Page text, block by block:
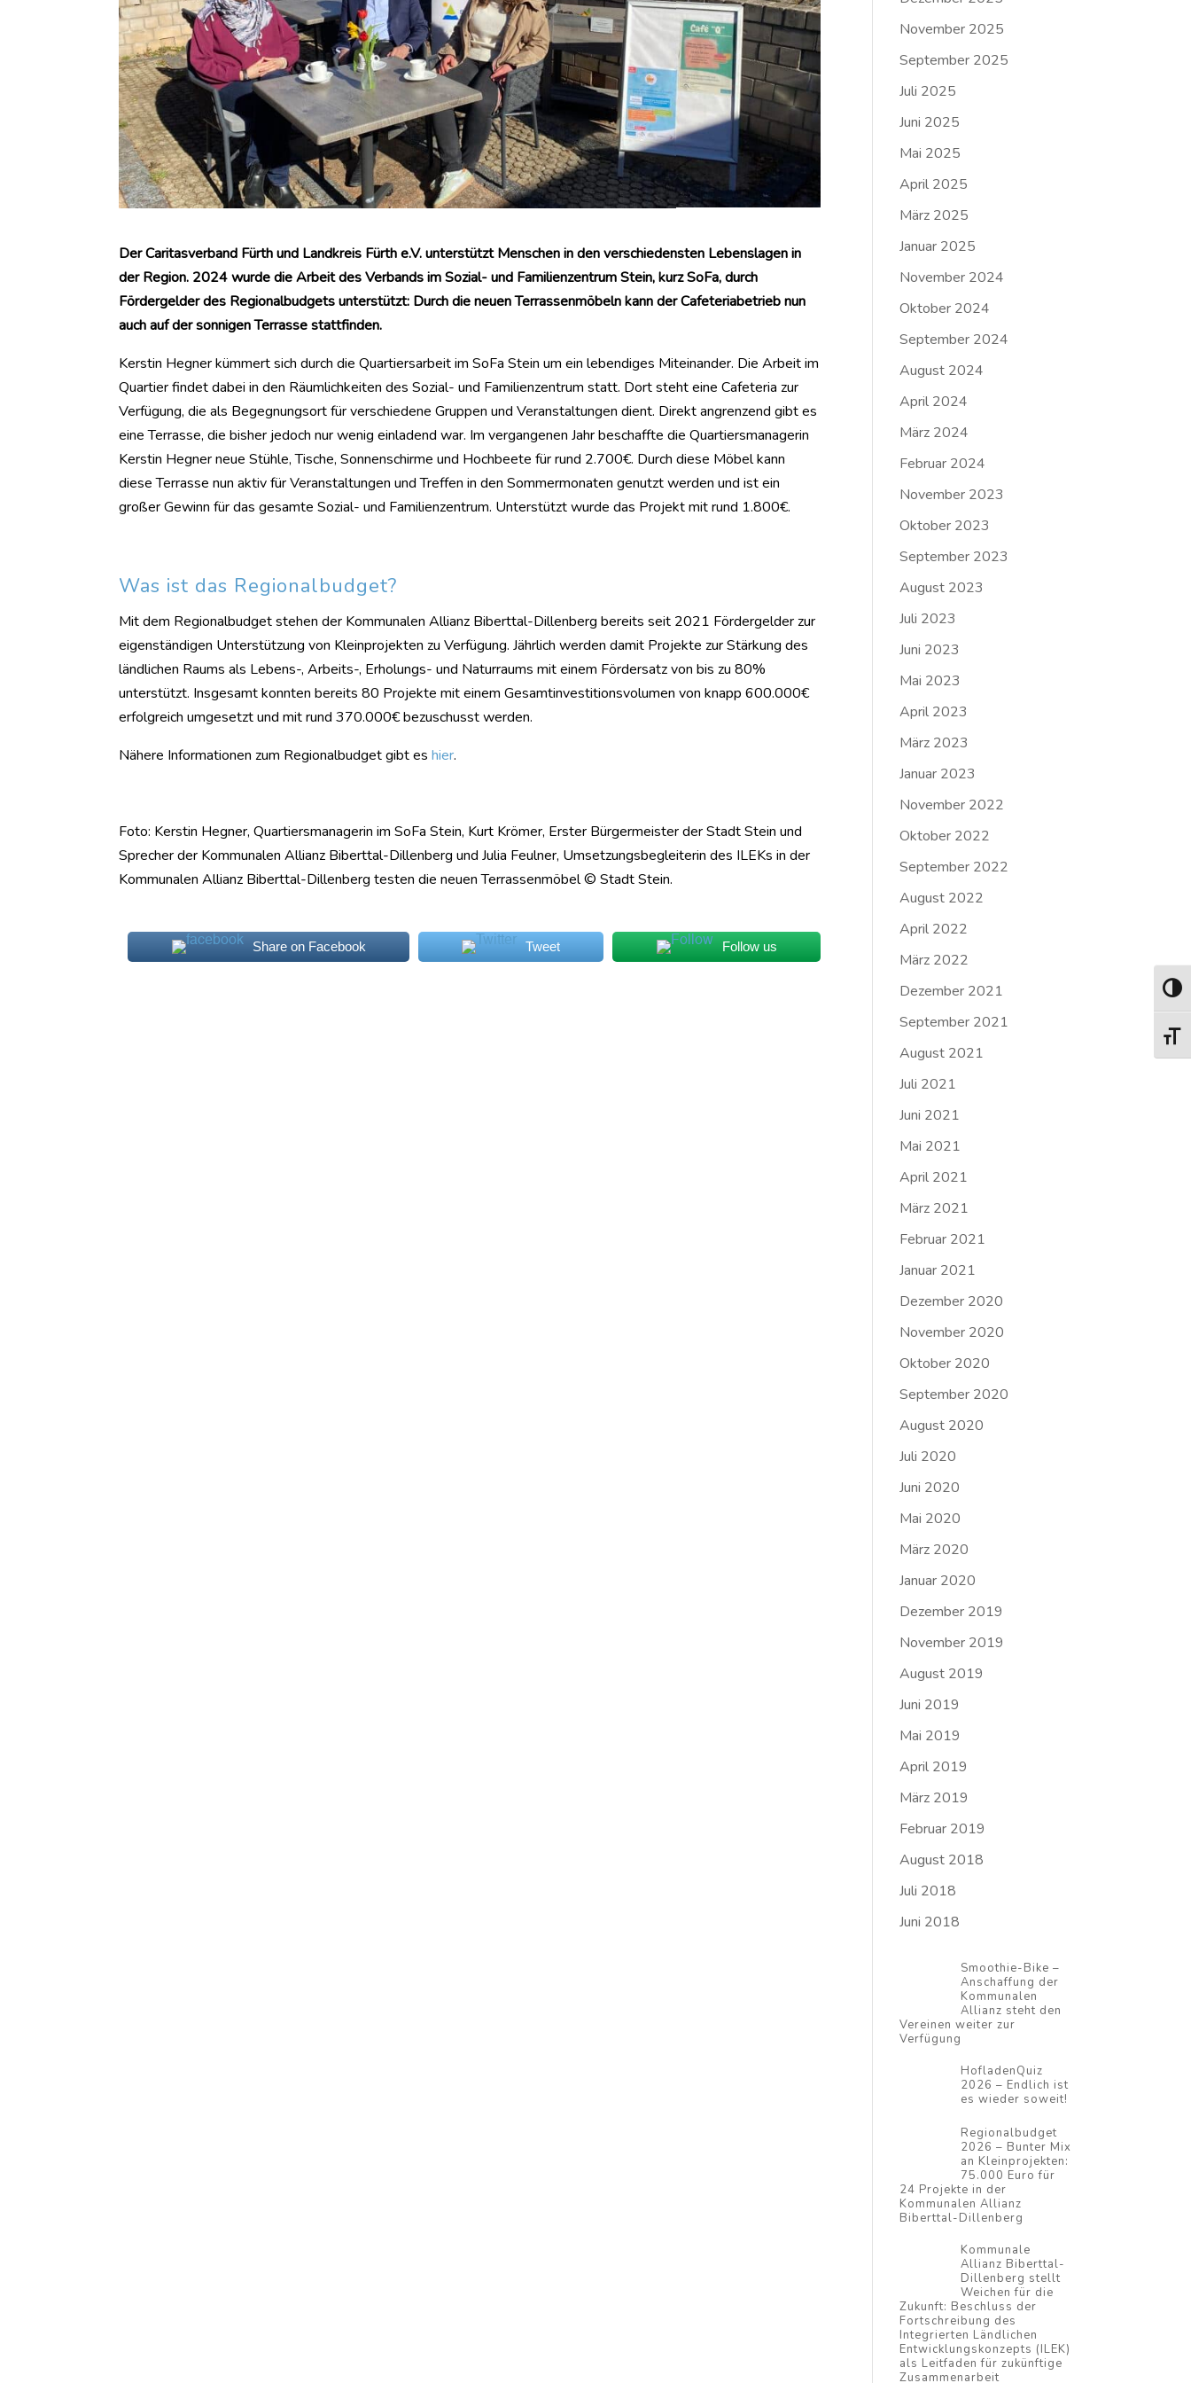
Der Caritasverband Fürth und Landkreis Fürth e.V. unterstützt Menschen in den verschiedensten Lebenslagen in
der Region. 2024 wurde die Arbeit des Verbands im Sozial- und Familienzentrum Stein, kurz SoFa, durch
Fördergelder des Regionalbudgets unterstützt: Durch die neuen Terrassenmöbeln kann der Cafeteriabetrieb nun
auch auf der sonnigen Terrasse stattfinden.
Kerstin Hegner kümmert sich durch die Quartiersarbeit im SoFa Stein um ein lebendiges Miteinander. Die Arbeit im
Quartier findet dabei in den Räumlichkeiten des Sozial- und Familienzentrum statt. Dort steht eine Cafeteria zur
Verfügung, die als Begegnungsort für verschiedene Gruppen und Veranstaltungen dient. Direkt angrenzend gibt es
eine Terrasse, die bisher jedoch nur wenig einladend war. Im vergangenen Jahr beschaffte die Quartiersmanagerin
Kerstin Hegner neue Stühle, Tische, Sonnenschirme und Hochbeete für rund 2.700€. Durch diese Möbel kann
diese Terrasse nun aktiv für Veranstaltungen und Treffen in den Sommermonaten genutzt werden und ist ein
großer Gewinn für das gesamte Sozial- und Familienzentrum. Unterstützt wurde das Projekt mit rund 1.800€.
Was ist das Regionalbudget?
Mit dem Regionalbudget stehen der Kommunalen Allianz Biberttal-Dillenberg bereits seit 2021 Fördergelder zur
eigenständigen Unterstützung von Kleinprojekten zu Verfügung. Jährlich werden damit Projekte zur Stärkung des
ländlichen Raums als Lebens-, Arbeits-, Erholungs- und Naturraums mit einem Fördersatz von bis zu 80%
unterstützt. Insgesamt konnten bereits 80 Projekte mit einem Gesamtinvestitionsvolumen von knapp 600.000€
erfolgreich umgesetzt und mit rund 370.000€ bezuschusst werden.
Nähere Informationen zum Regionalbudget gibt eshier.
Foto: Kerstin Hegner, Quartiersmanagerin im SoFa Stein, Kurt Krömer, Erster Bürgermeister der Stadt Stein und
Sprecher der Kommunalen Allianz Biberttal-Dillenberg und Julia Feulner, Umsetzungsbegleiterin des ILEKs in der
Kommunalen Allianz Biberttal-Dillenberg testen die neuen Terrassenmöbel © Stadt Stein.
Share on Facebook Tweet Follow us
November 2025
September 2025
Juli 2025
Juni 2025
Mai 2025
April 2025
März 2025
Januar 2025
November 2024
Oktober 2024
September 2024
August 2024
April 2024
März 2024
Februar 2024
November 2023
Oktober 2023
September 2023
August 2023
Juli 2023
Juni 2023
Mai 2023
April 2023
März 2023
Januar 2023
November 2022
Oktober 2022
September 2022
August 2022
April 2022
März 2022
Dezember 2021
September 2021
August 2021
Juli 2021
Juni 2021
Mai 2021
April 2021
März 2021
Februar 2021
Januar 2021
Dezember 2020
November 2020
Oktober 2020
September 2020
August 2020
Juli 2020
Juni 2020
Mai 2020
März 2020
Januar 2020
Dezember 2019
November 2019
August 2019
Juni 2019
Mai 2019
April 2019
März 2019
Februar 2019
August 2018
Juli 2018
Juni 2018
Smoothie-Bike –
Anschaffung der
Kommunalen
Allianz steht den
Vereinen weiter zur
Verfügung
HofladenQuiz
2026 – Endlich ist
es wieder soweit!
Regionalbudget
2026 – Bunter Mix
an Kleinprojekten:
75.000 Euro für
24 Projekte in der
Kommunalen Allianz
Biberttal-Dillenberg
Kommunale
Allianz Biberttal-
Dillenberg stellt
Weichen für die
Zukunft: Beschluss der
Fortschreibung des
Integrierten Ländlichen
Entwicklungskonzepts (ILEK)
als Leitfaden für zukünftige
Zusammenarbeit